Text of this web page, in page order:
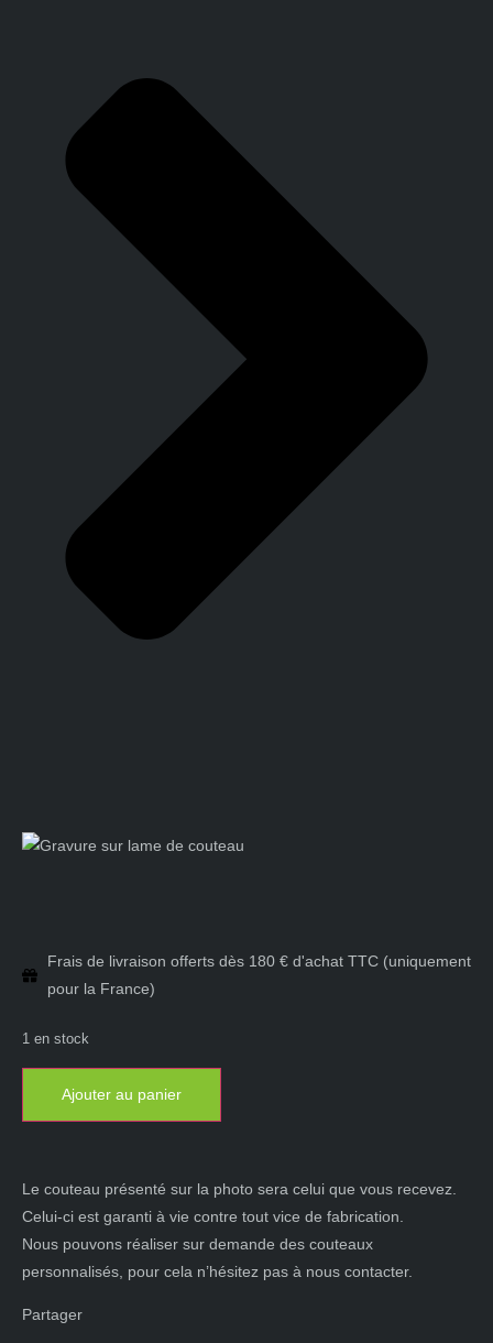
Frais de livraison offerts dès 180 € d'achat TTC (uniquement
pour la France)
1 en stock
Ajouter au panier
Le couteau présenté sur la photo sera celui que vous recevez.
Celui-ci est garanti à vie contre tout vice de fabrication.
Nous pouvons réaliser sur demande des couteaux
personnalisés, pour cela n’hésitez pas à nous contacter.
Partager